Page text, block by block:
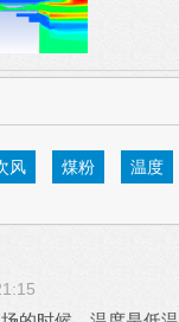
风 煤粉 温度